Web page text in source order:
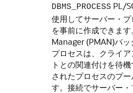
DBMS_PROCESS PL/
使用してサーバー・
を事前に作成できま
Manager (PMAN)バッ
プロセスは、クライ
トとの関連付けを待
されたプロセスのプー
す。接続でサーバー